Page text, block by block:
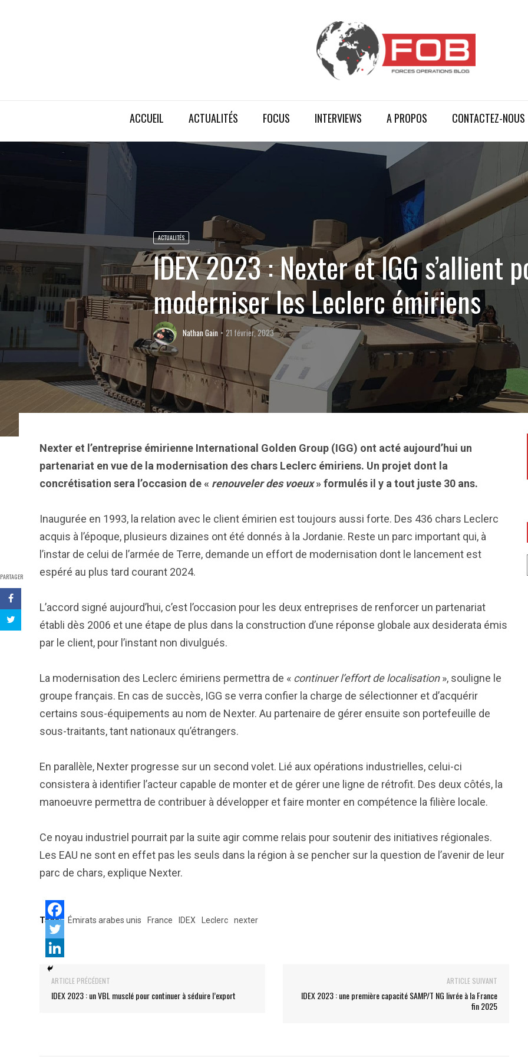
ACCUEIL ACTUALITÉS FOCUS INTERVIEWS A PROPOS CONTACTEZ-NOUS
ACTUALITÉS
IDEX 2023 : Nexter et IGG s’allient
moderniser les Leclerc émiriens
Nathan Gain 21 février, 2023
PARTAGER
Nexter et l’entreprise émirienne International Golden Group (IGG) ont acté aujourd’hui un
partenariat en vue de la modernisation des chars Leclerc émiriens. Un projet dont la
concrétisation sera l’occasion de « renouveler des voeux» formulés il y a tout juste 30 ans.
Inaugurée en 1993, la relation avec le client émirien est toujours aussi forte. Des 436 chars Leclerc
acquis à l’époque, plusieurs dizaines ont été donnés à la Jordanie. Reste un parc important qui, à
l’instar de celui de l’armée de Terre, demande un effort de modernisation dont le lancement est
espéré au plus tard courant 2024.
L’accord signé aujourd’hui, c’est l’occasion pour les deux entreprises de renforcer un partenariat
établi dès 2006 et une étape de plus dans la construction d’une réponse globale aux desiderata émis
par le client, pour l’instant non divulgués.
La modernisation des Leclerc émiriens permettra de « continuer l’effort de localisation», souligne le
groupe français. En cas de succès, IGG se verra confier la charge de sélectionner et d’acquérir
certains sous-équipements au nom de Nexter. Au partenaire de gérer ensuite son portefeuille de
sous-traitants, tant nationaux qu’étrangers.
En parallèle, Nexter progresse sur un second volet. Lié aux opérations industrielles, celui-ci
consistera à identifier l’acteur capable de monter et de gérer une ligne de rétrofit. Des deux côtés, la
manoeuvre permettra de contribuer à développer et faire monter en compétence la filière locale.
Ce noyau industriel pourrait par la suite agir comme relais pour soutenir des initiatives régionales.
Les EAU ne sont en effet pas les seuls dans la région à se pencher sur la question de l’avenir de leur
parc de chars, explique Nexter.
Tags: Émirats arabes unis France IDEX Leclerc nexter
ARTICLE PRÉCÉDENT
IDEX 2023 : un VBL musclé pour continuer à séduire l’export
ARTICLE SUIVANT
IDEX 2023 : une première capacité SAMP/T NG livrée à la France
fin 2025